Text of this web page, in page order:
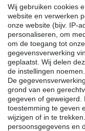
Linkedin
Facebook
Instagram
DOWNLOADS
Catalogi
Techniek
Certificaten
Onderzoek
Promotie
Wij gebruiken cookies
website en verwerken
onze website (bijv. IP-
personaliseren, om
om de toegang tot
gegevensverwerking
geplaatst. Wij delen
de instellingen noemen.
De
grond van een
gegeven of geweigerd.
toestemming te geven
wijzigen of in te
persoonsgegevens en